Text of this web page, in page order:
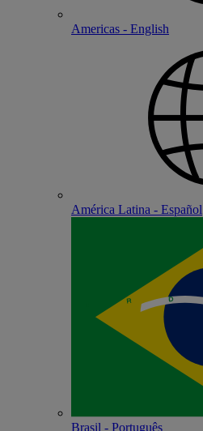
Americas - English
América Latina - Español
Brasil - Português